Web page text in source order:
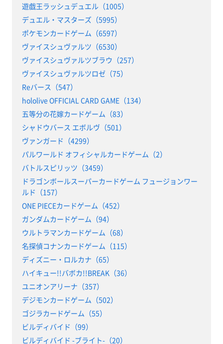
遊戯王ラッシュデュエル（1005）
デュエル・マスターズ（5995）
ポケモンカードゲーム（6597）
ヴァイスシュヴァルツ（6530）
ヴァイスシュヴァルツブラウ（257）
ヴァイスシュヴァルツロゼ（75）
Reバース（547）
hololive OFFICIAL CARD GAME（134）
五等分の花嫁カードゲーム（83）
シャドウバース エボルヴ（501）
ヴァンガード（4299）
パルワールド オフィシャルカードゲーム（2）
バトルスピリッツ（3459）
ドラゴンボールスーパーカードゲーム フュージョンワー
ルド（157）
ONE PIECEカードゲーム（452）
ガンダムカードゲーム（94）
ウルトラマンカードゲーム（68）
名探偵コナンカードゲーム（115）
ディズニー・ロルカナ（65）
ハイキュー!!バボカ!!BREAK（36）
ユニオンアリーナ（357）
デジモンカードゲーム（502）
ゴジラカードゲーム（55）
ビルディバイド（99）
ビルディバイド -ブライト-（20）